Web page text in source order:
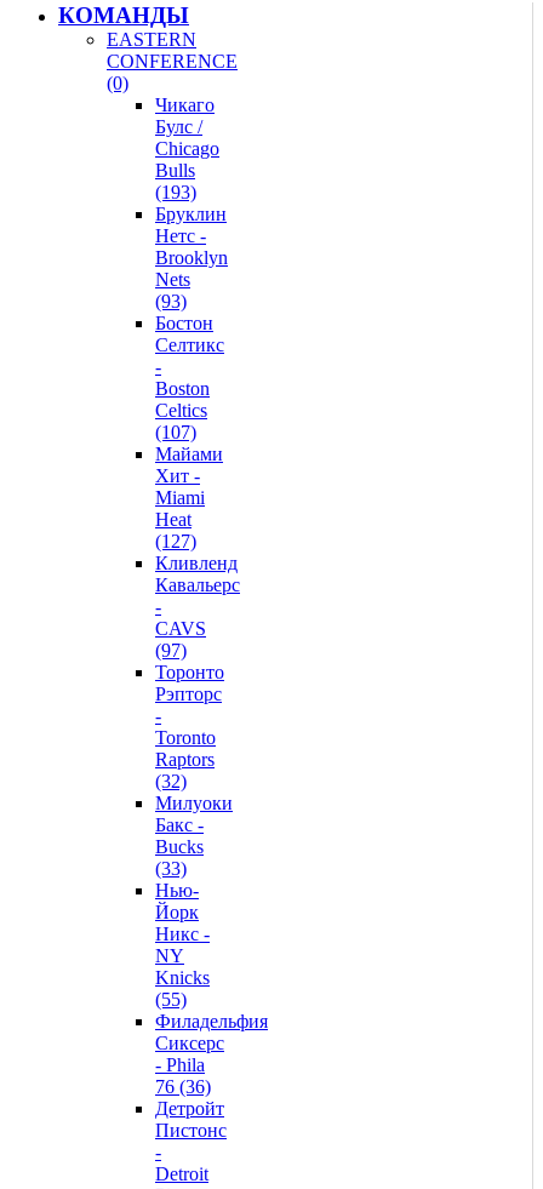
КОМАНДЫ
EASTERN
CONFERENCE
(0)
Чикаго
Булс /
Chicago
Bulls
(193)
Бруклин
Нетс -
Brooklyn
Nets
(93)
Бостон
Селтикс
-
Boston
Celtics
(107)
Майами
Хит -
Miami
Heat
(127)
Кливленд
Кавальерс
-
CAVS
(97)
Торонто
Рэпторс
-
Toronto
Raptors
(32)
Милуоки
Бакс -
Bucks
(33)
Нью-
Йорк
Никс -
NY
Knicks
(55)
Филадельфия
Сиксерс
- Phila
76 (36)
Детройт
Пистонс
-
Detroit